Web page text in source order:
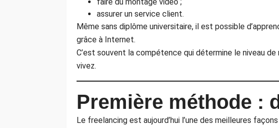
faire du montage vidéo ;
assurer un service client.
Même sans diplôme universitaire, il est possible
grâce à Internet.
C’est souvent la compétence qui détermine le niveau
vivez.
Première méthode :
Le freelancing est aujourd’hui l’une des meilleures